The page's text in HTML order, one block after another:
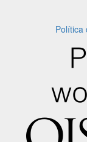
Política